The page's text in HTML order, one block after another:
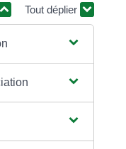
Tout déplier